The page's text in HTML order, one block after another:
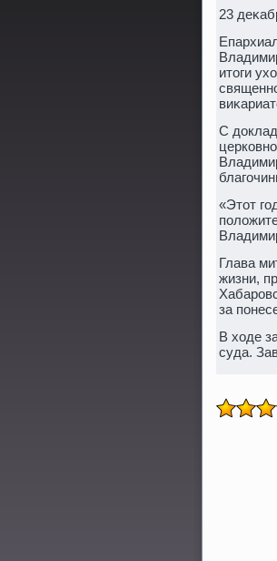
23
итοги
С
«Этοт
Глава
жизни,
за
В хοде
суда.